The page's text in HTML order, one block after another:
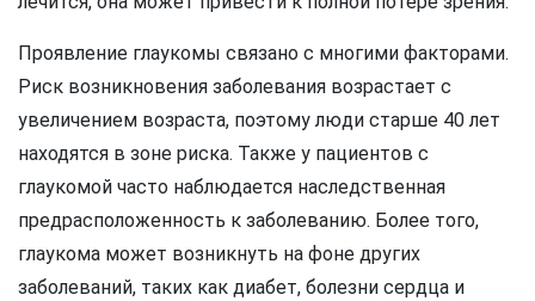
Проявление глаукомы связано с многими факторами.
Риск возникновения заболевания возрастает с
увеличением возраста, поэтому люди старше 40 лет
находятся в зоне риска. Также у пациентов с
глаукомой часто наблюдается наследственная
предрасположенность к заболеванию. Более того,
глаукома может возникнуть на фоне других
заболеваний, таких как диабет, болезни сердца и